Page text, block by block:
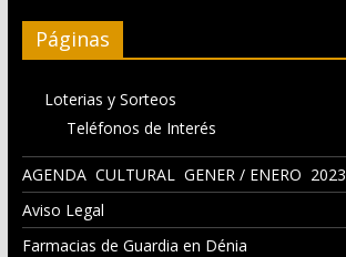
Páginas
Loterias y Sorteos
Teléfonos de Interés
AGENDA CULTURAL GENER / ENERO 2023
Aviso Legal
Farmacias de Guardia en Dénia